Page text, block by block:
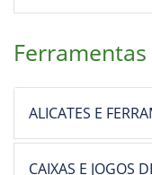
ALICATES E
CAIXAS E JOGOS